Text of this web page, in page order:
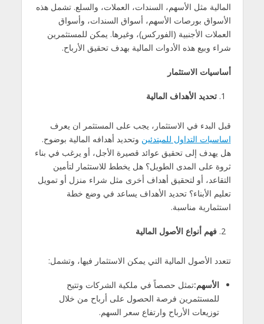
المالية مثل الأسهم، السندات، العملات، والسلع. تشمل هذه
الأسواق بورصات الأسهم، أسواق السندات، وأسواق
العملات الأجنبية (الفوركس)، وغيرها. يمكن للمستثمرين
شراء وبيع هذه الأدوات المالية بهدف تحقيق الأرباح.
أساسيات الاستثمار
تحديد الأهداف المالية
قبل البدء في الاستثمار، يجب على المستثمر ان يعرف
اساسيات التداول للمبتدئين وتحديد أهدافه المالية بوضوح.
هل يهدف إلى تحقيق عوائد قصيرة الأجل، أو يرغب في بناء
ثروة على المدى الطويل؟ هل يخطط للاستثمار لتأمين
التقاعد، أو لتحقيق أهداف أخرى مثل شراء منزل أو تمويل
تعليم الأبناء؟ تحديد الأهداف يساعد في وضع خطة
استثمارية مناسبة.
فهم أنواع الأصول المالية
تتعدد الأصول المالية التي يمكن الاستثمار فيها، وتشمل:
الأسهم:تمثل حصصاً في ملكية الشركات وتتيح
للمستثمرين فرصة الحصول على أرباح من خلال
توزيعات الأرباح وارتفاع سعر السهم.